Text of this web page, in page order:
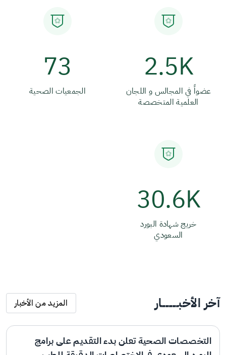
2.5K
عضواً في المجالس و اللجان
العلمية المتخصصة
73
الجمعيات الصحية
30.6K
خريج شهادة البورد
السعودي
آخر الأخبـــــــــار المزيد من الأخبار
التخصصات الصحية تعلن بدء التقديم على برامج